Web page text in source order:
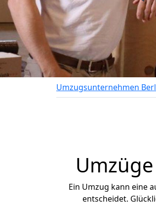
Umzugsunternehmen
Ein Umzug kann eine
entscheidet.